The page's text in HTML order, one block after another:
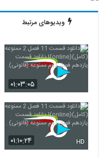
ویدیوهای مرتبط
۰۱:۰۳:۰۵
۰۱:۱۰:۲۴ HD